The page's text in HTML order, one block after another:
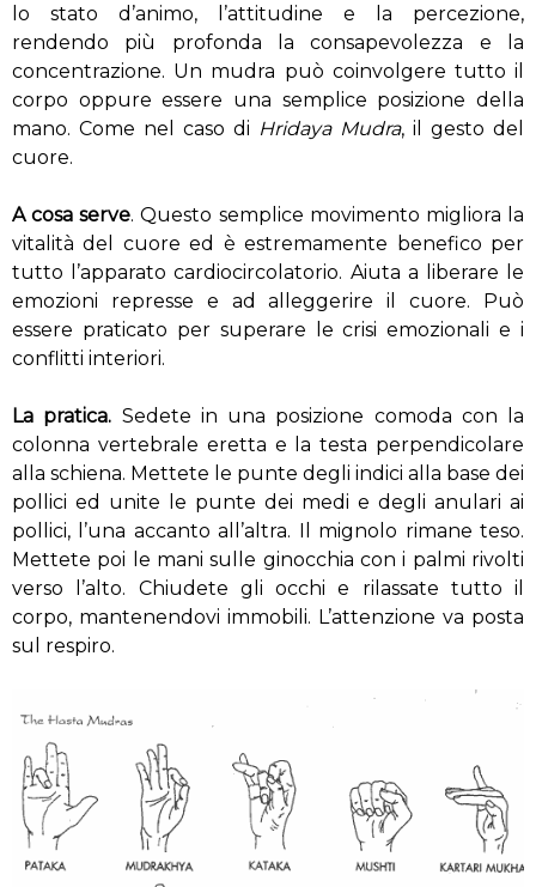
lo stato d’animo, l’attitudine e la percezione,
rendendo più profonda la consapevolezza e la
concentrazione. Un mudra può coinvolgere tutto il
corpo oppure essere una semplice posizione della
mano. Come nel caso di Hridaya Mudra, il gesto del
cuore.
A cosa serve. Questo semplice movimento migliora la
vitalità del cuore ed è estremamente benefico per
tutto l’apparato cardiocircolatorio. Aiuta a liberare le
emozioni represse e ad alleggerire il cuore. Può
essere praticato per superare le crisi emozionali e i
conflitti interiori.
La pratica. Sedete in una posizione comoda con la
colonna vertebrale eretta e la testa perpendicolare
alla schiena. Mettete le punte degli indici alla base dei
pollici ed unite le punte dei medi e degli anulari ai
pollici, l’una accanto all’altra. Il mignolo rimane teso.
Mettete poi le mani sulle ginocchia con i palmi rivolti
verso l’alto. Chiudete gli occhi e rilassate tutto il
corpo, mantenendovi immobili. L’attenzione va posta
sul respiro.